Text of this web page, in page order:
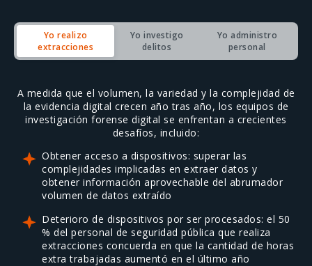
Yo realizo
extracciones
Yo investigo
delitos
Yo administro
personal
A medida que el volumen, la variedad y la complejidad de
la evidencia digital crecen año tras año, los equipos de
investigación forense digital se enfrentan a crecientes
desafíos, incluido:
Obtener acceso a dispositivos: superar las
complejidades implicadas en extraer datos y
obtener información aprovechable del abrumador
volumen de datos extraído
Deterioro de dispositivos por ser procesados: el 50
% del personal de seguridad pública que realiza
extracciones concuerda en que la cantidad de horas
extra trabajadas aumentó en el último año